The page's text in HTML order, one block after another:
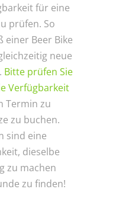
für eine
prüfen. So
einer Beer Bike
neue
Bitte prüfen Sie
Verfügbarkeit
Termin zu
zu buchen.
sind eine
dieselbe
zu machen
zu finden!